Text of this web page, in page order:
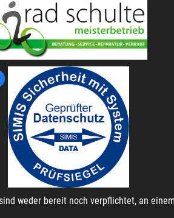
weder bereit noch verpflichtet, an